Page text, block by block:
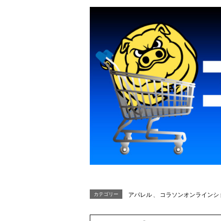
カテゴリー アパレル 、 コラソンオンラインシ